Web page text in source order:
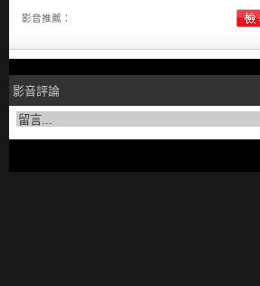
影音推薦：
影音評論